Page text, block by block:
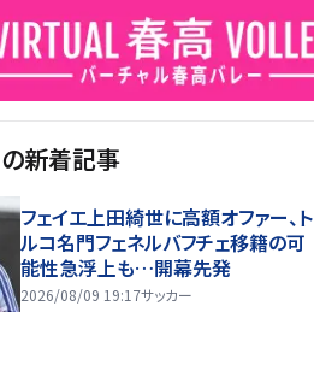
の新着記事
フェイエ上田綺世に高額オファー、ト
ルコ名門フェネルバフチェ移籍の可
能性急浮上も…開幕先発
2026/08/09 19:17サッカー